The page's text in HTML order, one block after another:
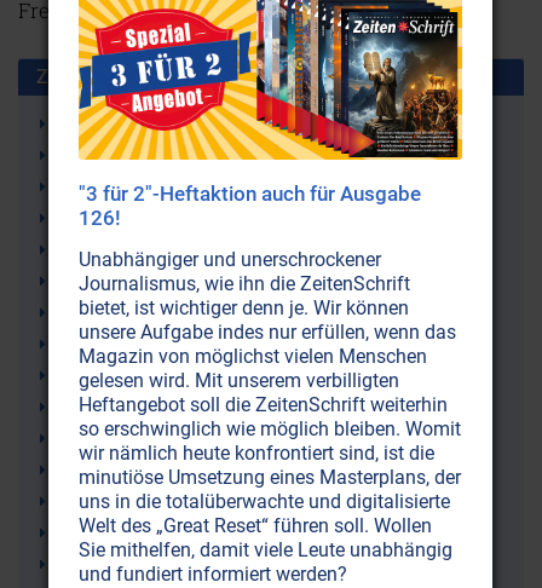
Freimaureralltag heute.Weiterlesen...
Zusammen benutzt mit:
Einweihung
Freimaurerei
Geheimbünde
Geheimgesellschaften
Mysterien
Meister
Lehrling
Okkultismus
Mystik
Hexen
Weltverschwörungstheorien
Rosenkreuzer
Lemuria
Legenden
katholische Kirche
"3 für 2"-Heftaktion auch für Ausgabe
126!
Unabhängiger und unerschrockener
Journalismus, wie ihn die ZeitenSchrift
bietet, ist wichtiger denn je. Wir können
unsere Aufgabe indes nur erfüllen, wenn das
Magazin von möglichst vielen Menschen
gelesen wird. Mit unserem verbilligten
Heftangebot soll die ZeitenSchrift weiterhin
so erschwinglich wie möglich bleiben. Womit
wir nämlich heute konfrontiert sind, ist die
minutiöse Umsetzung eines Masterplans, der
uns in die totalüberwachte und digitalisierte
Welt des „Great Reset“ führen soll. Wollen
Sie mithelfen, damit viele Leute unabhängig
und fundiert informiert werden?